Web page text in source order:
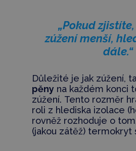
„Pokud
zúžení menší,
dále.“
Důležité je jak zúžení,
pěnyna každém konci
zúžení. Tento rozměr
roli z hlediska izolace
rovněž rozhoduje o
(jakou zátěž) termokryt